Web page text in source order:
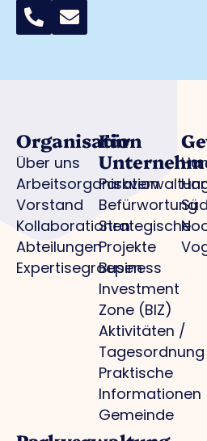
Organisation
Über uns
Arbeitsorganisation
Vorstand
Kollaborationen
Abteilungen
Expertisegroepen
Für
Befürwortung
Strategische
Projekte
Business
Investment
Zone (BIZ)
Aktivitäten /
Tagesordnung
Praktische
Informationen
Gemeinde
Süd